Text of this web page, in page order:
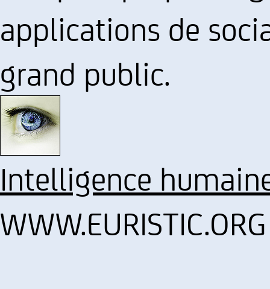
applications de
grand public.
Intelligence
WWW.EURISTIC.ORG